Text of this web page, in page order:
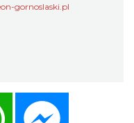
gornoslaski.pl
WhatsApp